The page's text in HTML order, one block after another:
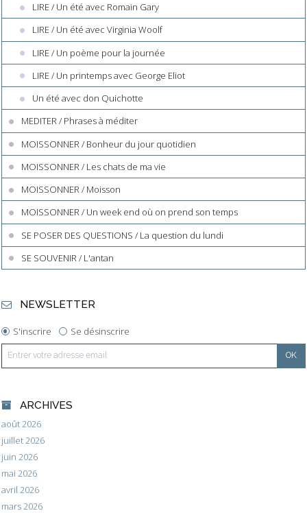
LIRE / Un été avec Romain Gary
LIRE / Un été avec Virginia Woolf
LIRE / Un poème pour la journée
LIRE / Un printemps avec George Eliot
Un été avec don Quichotte
MEDITER / Phrases à méditer
MOISSONNER / Bonheur du jour quotidien
MOISSONNER / Les chats de ma vie
MOISSONNER / Moisson
MOISSONNER / Un week end où on prend son temps
SE POSER DES QUESTIONS / La question du lundi
SE SOUVENIR / L'antan
NEWSLETTER
S'inscrire Se désinscrire
ARCHIVES
août 2026
juillet 2026
juin 2026
mai 2026
avril 2026
mars 2026